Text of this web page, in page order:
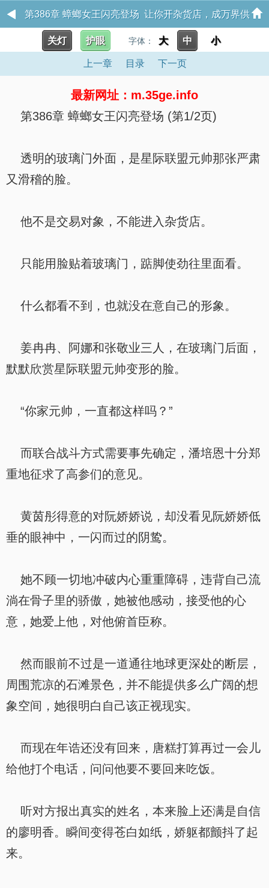
第386章 蟑螂女王闪亮登场 让你开杂货店，成万界供
货商了？
关灯 护眼 字体： 大 中 小
上一章 目录 下一页
最新网址：m.35ge.info
第386章 蟑螂女王闪亮登场 (第1/2页)
透明的玻璃门外面，是星际联盟元帅那张严肃
又滑稽的脸。
他不是交易对象，不能进入杂货店。
只能用脸贴着玻璃门，踮脚使劲往里面看。
什么都看不到，也就没在意自己的形象。
姜冉冉、阿娜和张敬业三人，在玻璃门后面，
默默欣赏星际联盟元帅变形的脸。
“你家元帅，一直都这样吗？”
而联合战斗方式需要事先确定，潘培恩十分郑
重地征求了高参们的意见。
黄茵彤得意的对阮娇娇说，却没看见阮娇娇低
垂的眼神中，一闪而过的阴鸷。
她不顾一切地冲破内心重重障碍，违背自己流
淌在骨子里的骄傲，她被他感动，接受他的心
意，她爱上他，对他俯首臣称。
然而眼前不过是一道通往地球更深处的断层，
周围荒凉的石滩景色，并不能提供多么广阔的想
象空间，她很明白自己该正视现实。
而现在年诰还没有回来，唐糕打算再过一会儿
给他打个电话，问问他要不要回来吃饭。
听对方报出真实的姓名，本来脸上还满是自信
的廖明香。瞬间变得苍白如纸，娇躯都颤抖了起
来。